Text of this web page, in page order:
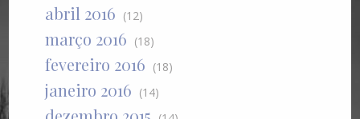
abril 2016 (12)
março 2016 (18)
fevereiro 2016 (18)
janeiro 2016 (14)